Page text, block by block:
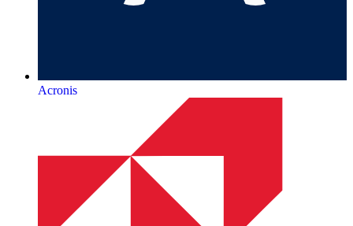
Acronis